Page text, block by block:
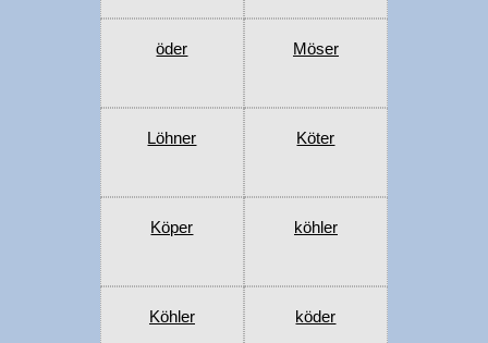
öder Möser
Löhner Köter
Köper köhler
Köhler köder